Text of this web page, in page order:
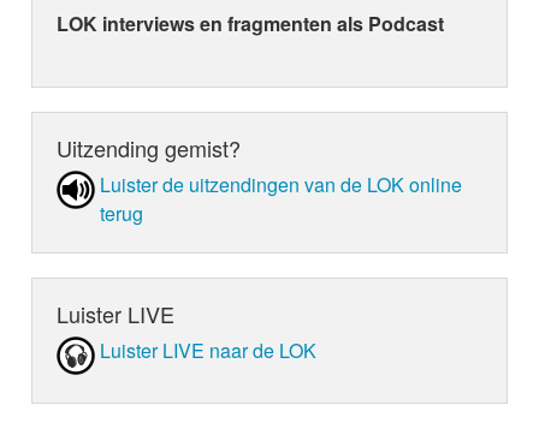
LOK interviews en fragmenten als Podcast
Uitzending gemist?
Luister de uit­zen­din­gen van de LOK online
terug
Luister LIVE
Luister LIVE naar de LOK